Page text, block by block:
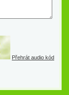
Přehrát audio kód